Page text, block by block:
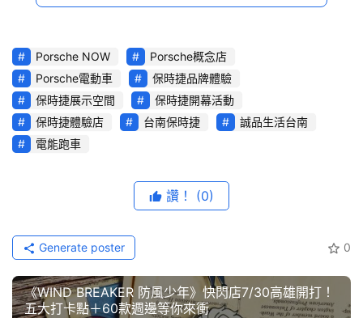
界
玩
C
A
R
綜
口
中
古
「Porsche NOW 誠品生活台南全新概念店」預計自即日起
間、創新電能，以前所未有的複合式體驗，再次為府城帶來
一場經典與創新交織的汽車美學饗宴。概念店的設計以傳承
Porsche NOW
Porsche概念店
Porsche電動車
保時捷品牌體驗
保時捷展示空間
保時捷開幕活動
保時捷體驗店
台南保時捷
誠品生活台南
電能跑車
讚！ (0)
0
Generate poster
《WIND BREAKER 防風少年》快閃店7/30高雄開打！
五大打卡點＋60款週邊等你來衝